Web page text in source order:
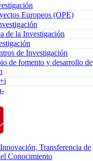
Europeos (OPE)
de la Investigación
de Investigación
de fomento y desarrollo de
Transferencia de
Conocimiento